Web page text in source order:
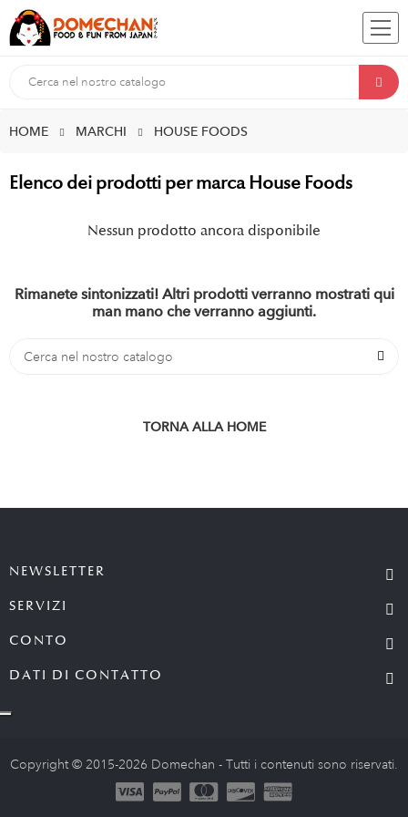
HOME MARCHI HOUSE FOODS
Elenco dei prodotti per marca House Foods
Nessun prodotto ancora disponibile
Rimanete sintonizzati! Altri prodotti verranno mostrati qui
man mano che verranno aggiunti.
TORNA ALLA HOME
NEWSLETTER
SERVIZI
CONTO
DATI DI CONTATTO
Copyright © 2015-2026 Domechan - Tutti i contenuti sono riservati.